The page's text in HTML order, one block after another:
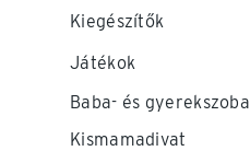
Kiegészítők
Játékok
Baba- és gyerekszoba
Kismamadivat